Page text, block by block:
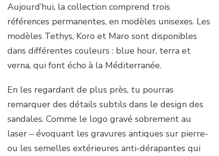
Aujourd’hui, la collection comprend trois
références permanentes, en modèles unisexes. Les
modèles Tethys, Koro et Maro sont disponibles
dans différentes couleurs : blue hour, terra et
verna, qui font écho à la Méditerranée.
En les regardant de plus près, tu pourras
remarquer des détails subtils dans le design des
sandales. Comme le logo gravé sobrement au
laser – évoquant les gravures antiques sur pierre-
ou les semelles extérieures anti-dérapantes qui